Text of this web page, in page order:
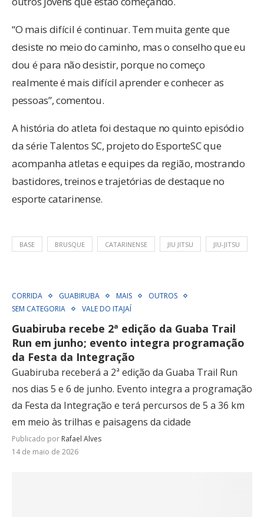
“O mais difícil é continuar. Tem muita gente que
desiste no meio do caminho, mas o conselho que eu
dou é para não desistir, porque no começo
realmente é mais difícil aprender e conhecer as
pessoas”, comentou.
A história do atleta foi destaque no quinto episódio
da série Talentos SC, projeto do EsporteSC que
acompanha atletas e equipes da região, mostrando
bastidores, treinos e trajetórias de destaque no
esporte catarinense.
BASE BRUSQUE CATARINENSE JIU JITSU JIU-JITSU
CORRIDA GUABIRUBA MAIS
OUTROS
SEM CATEGORIA
VALE DO ITAJAÍ
Guabiruba recebe 2ª edição da Guaba Trail
Run em junho; evento integra programação
da Festa da Integração
Guabiruba receberá a 2ª edição da Guaba Trail Run
nos dias 5 e 6 de junho. Evento integra a programação
da Festa da Integração e terá percursos de 5 a 36 km
em meio às trilhas e paisagens da cidade
Publicado por Rafael Alves
14 de maio de 2026